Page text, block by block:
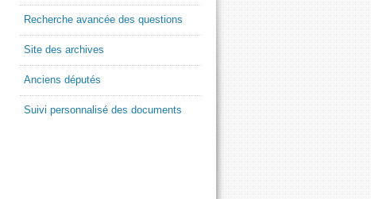
Recherche avancée des questions
Site des archives
Anciens députés
Suivi personnalisé des documents